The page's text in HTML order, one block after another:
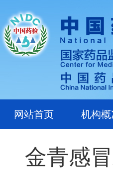
网站首页 机构概
金青感